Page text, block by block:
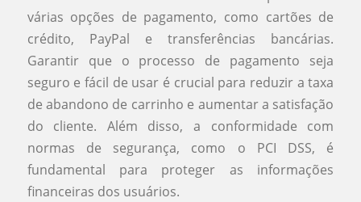
várias opções de pagamento, como cartões de
crédito, PayPal e transferências bancárias.
Garantir que o processo de pagamento seja
seguro e fácil de usar é crucial para reduzir a taxa
de abandono de carrinho e aumentar a satisfação
do cliente. Além disso, a conformidade com
normas de segurança, como o PCI DSS, é
fundamental para proteger as informações
financeiras dos usuários.